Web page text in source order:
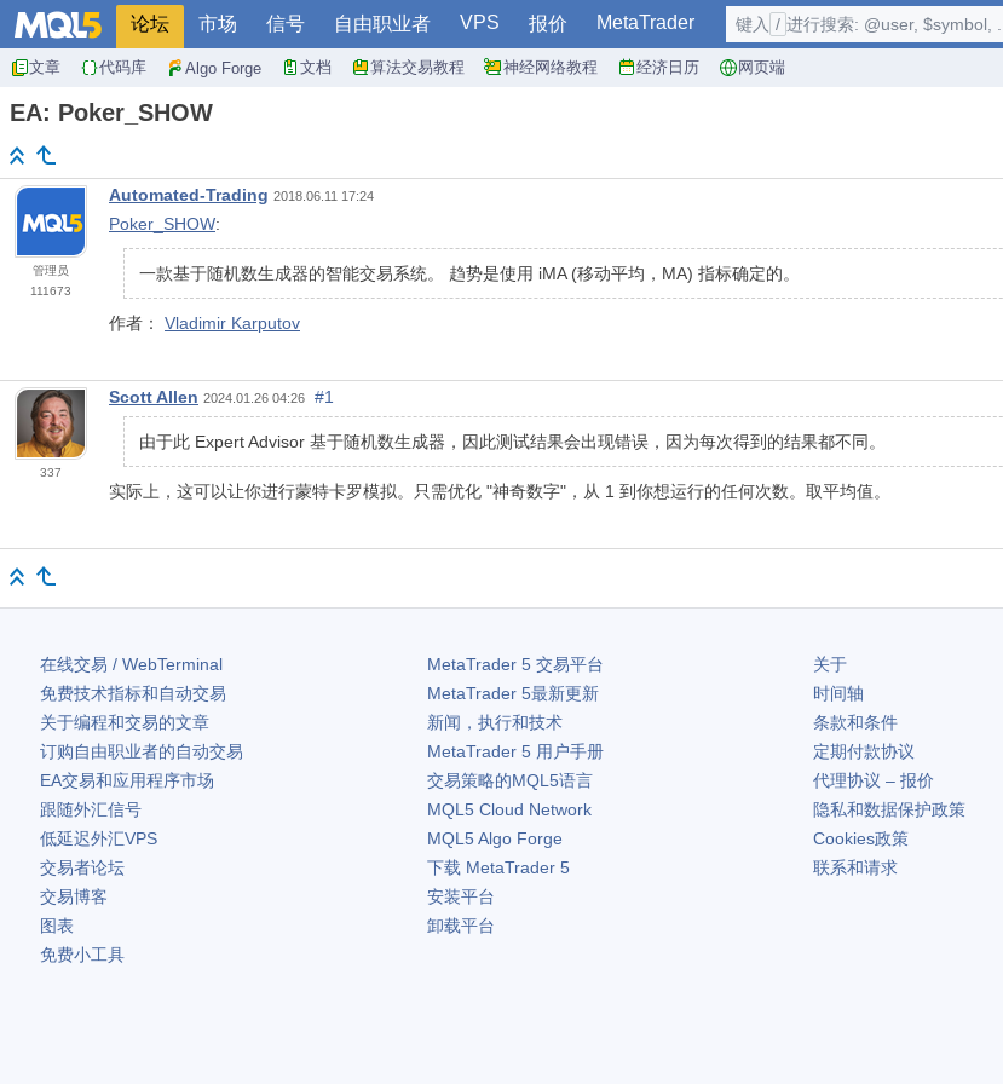
论坛 市场 信号 自由职业者 VPS 报价 MetaTrader
文章 代码库 Algo Forge 文档 算法交易教程 神经网络教程 经济日历 网页端
键入 / 进行搜索: @user, $symbol, ...
EA: Poker_SHOW
管理员
111673
Automated-Trading 2018.06.11 17:24
Poker_SHOW:
一款基于随机数生成器的智能交易系统。 趋势是使用 iMA (移动平均，MA) 指标确定的。
作者： Vladimir Karputov
337
Scott Allen 2024.01.26 04:26 #1
由于此 Expert Advisor 基于随机数生成器，因此测试结果会出现错误，因为每次得到的结果都不同。
实际上，这可以让你进行蒙特卡罗模拟。只需优化 "神奇数字"，从 1 到你想运行的任何次数。取平均值。
在线交易 / WebTerminal
免费技术指标和自动交易
关于编程和交易的文章
订购自由职业者的自动交易
EA交易和应用程序市场
跟随外汇信号
低延迟外汇VPS
交易者论坛
交易博客
图表
免费小工具
MetaTrader 5交易平台
MetaTrader 5最新更新
新闻，执行和技术
MetaTrader 5用户手册
交易策略的MQL5语言
MQL5 Cloud Network
MQL5 Algo Forge
下载 MetaTrader 5
安装平台
卸载平台
关于
时间轴
条款和条件
定期付款协议
代理协议 – 报价
隐私和数据保护政策
Cookies政策
联系和请求